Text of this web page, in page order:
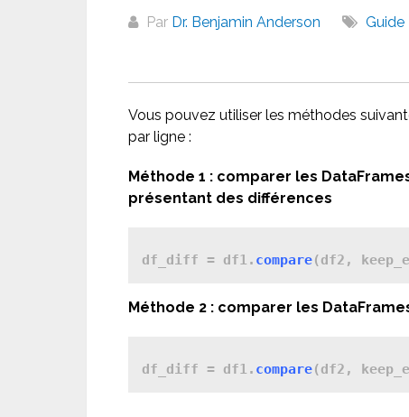
Par Dr. Benjamin Anderson Guide
Vous pouvez utiliser les méthodes
par ligne :
Méthode 1 : comparer les
présentant des différences
df_diff = df1. compare(df2,
Méthode 2 : comparer les
df_diff = df1. compare(df2,